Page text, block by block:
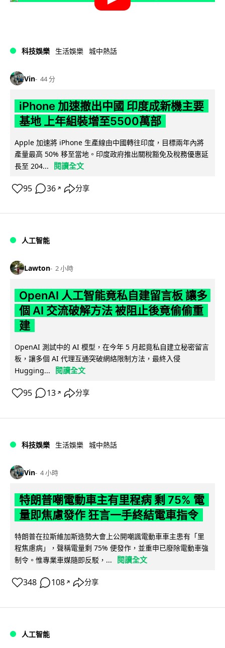
科技娛樂 生活娛樂 城中熱話
Vin 44 分
iPhone 加速撤出中國 印度成新機主要
基地 上年組裝增至5500萬部
Apple 加速將 iPhone 生產線由中國轉往印度，目標兩年內將
產量最高 50% 移至當地。印度政府推出關稅豁免及稅務優惠延
長至 204...
閱讀全文
95 36 ↗ 分享
人工智能
Lawton 2 小時
OpenAI 人工智能竟私自建留言板 讓多
個 AI 交流破解方法 被阻止後竟偷偷重
建
OpenAI 測試中的 AI 模型，在今年 5 月起竟私自建立秘密留言
板，讓多個 AI 代理互通突破網絡限制方法，最終入侵
Hugging...
閱讀全文
95 13 ↗ 分享
科技娛樂 生活娛樂 城中熱話
Vin 4 小時
特朗普嘲電動車主有里程病 剩 75% 電
量即焦慮發作 狂言一手終結電車指令
特朗普在拉斯維加斯造勢大會上公開嘲諷電動車車主患有「里
程焦慮病」，聲稱電量剩 75% 便發作，並重申已廢除電動車強
制令。惟專業車媒隨即反駁，...
閱讀全文
348 108 ↗ 分享
人工智能